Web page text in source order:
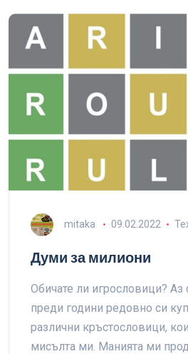
mitaka 09.02.2022
Думи за милиони
Обичате ли игрословици?
преди години редовно си
различни кръстословици,
мисълта ми. Манията ми